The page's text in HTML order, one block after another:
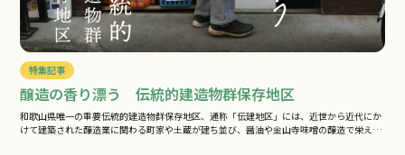
特集記事
醸造の香り漂う 伝統的建造物群保存地区
和歌山県唯一の重要伝統的建造物群保存地区、通称「伝建地区」には、近世から近代にか
けて建築された醸造業に関わる町家や土蔵が建ち並び、醤油や金山寺味噌の醸造で栄え